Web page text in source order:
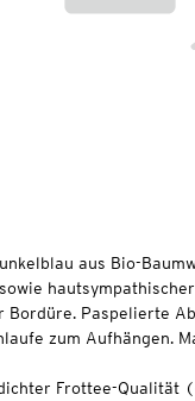
aus Bio-
Paspelierte
zum Aufhängen.
Frottee-Qualität